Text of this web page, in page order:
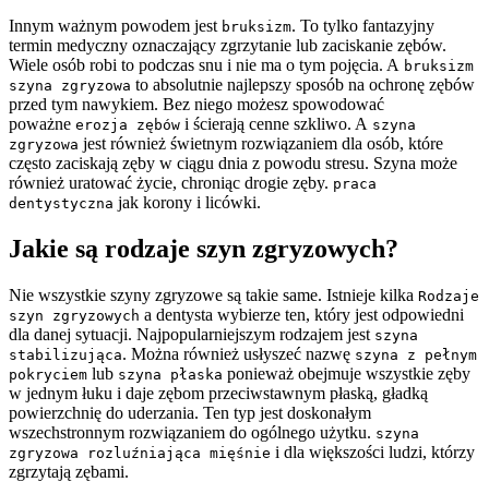
Innym ważnym powodem jest bruksizm. To tylko fantazyjny
termin medyczny oznaczający zgrzytanie lub zaciskanie zębów.
Wiele osób robi to podczas snu i nie ma o tym pojęcia. A bruksizm
szyna zgryzowa to absolutnie najlepszy sposób na ochronę zębów
przed tym nawykiem. Bez niego możesz spowodować
poważne erozja zębów i ścierają cenne szkliwo. A szyna
zgryzowa jest również świetnym rozwiązaniem dla osób, które
często zaciskają zęby w ciągu dnia z powodu stresu. Szyna może
również uratować życie, chroniąc drogie zęby. praca
dentystyczna jak korony i licówki.
Jakie są rodzaje szyn zgryzowych?
Nie wszystkie szyny zgryzowe są takie same. Istnieje kilka Rodzaje
szyn zgryzowych a dentysta wybierze ten, który jest odpowiedni
dla danej sytuacji. Najpopularniejszym rodzajem jest szyna
stabilizująca. Można również usłyszeć nazwę szyna z pełnym
pokryciem lub szyna płaska ponieważ obejmuje wszystkie zęby
w jednym łuku i daje zębom przeciwstawnym płaską, gładką
powierzchnię do uderzania. Ten typ jest doskonałym
wszechstronnym rozwiązaniem do ogólnego użytku. szyna
zgryzowa rozluźniająca mięśnie i dla większości ludzi, którzy
zgrzytają zębami.